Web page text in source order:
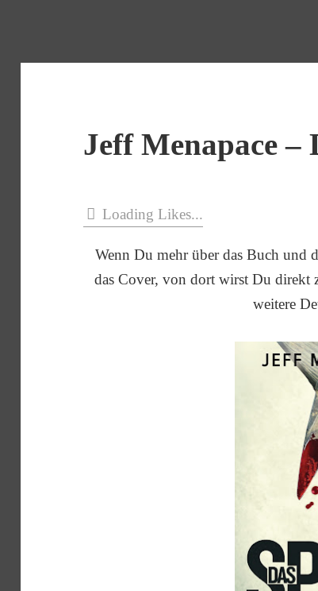
Jeff Menapace –
Loading Likes...
Wenn Du mehr über das Buch und
das Cover, von dort wirst Du direkt
weitere